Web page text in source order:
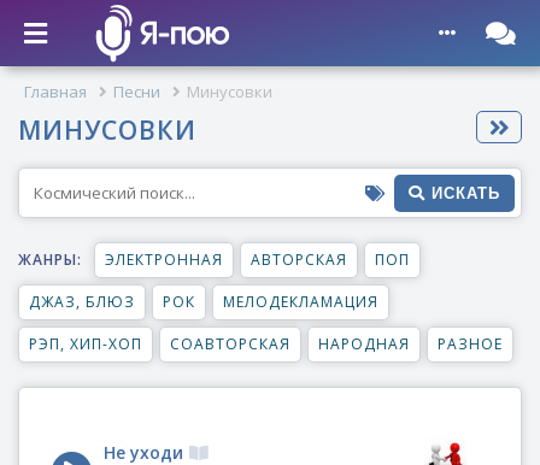
Главная Песни Минусовки
МИНУСОВКИ
ИСКАТЬ
ЖАНРЫ: ЭЛЕКТРОННАЯ АВТОРСКАЯ ПОП
ДЖАЗ, БЛЮЗ РОК МЕЛОДЕКЛАМАЦИЯ
РЭП, ХИП-ХОП СОАВТОРСКАЯ НАРОДНАЯ РАЗНОЕ
Не уходи